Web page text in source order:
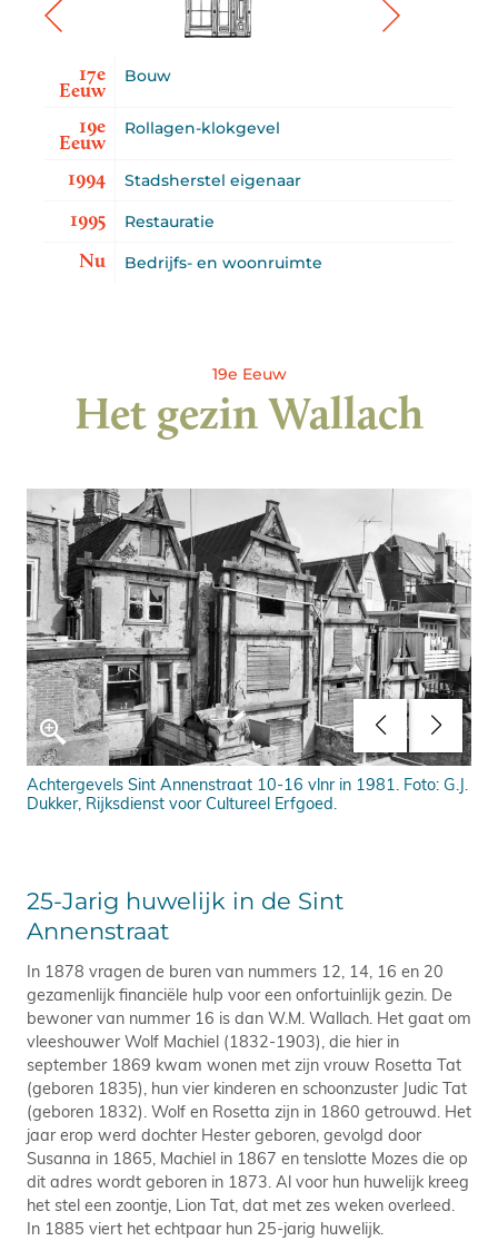
17e
Eeuw
Bouw
19e
Eeuw
Rollagen-klokgevel
1994 Stadsherstel eigenaar
1995 Restauratie
Nu Bedrijfs- en woonruimte
19e Eeuw
Het gezin Wallach
Achtergevels Sint Annenstraat 10-16 vlnr in 1981. Foto: G.J.
Dukker, Rijksdienst voor Cultureel Erfgoed.
25-Jarig huwelijk in de Sint
Annenstraat
In 1878 vragen de buren van nummers 12, 14, 16 en 20
gezamenlijk financiële hulp voor een onfortuinlijk gezin. De
bewoner van nummer 16 is dan W.M. Wallach. Het gaat om
vleeshouwer Wolf Machiel (1832-1903), die hier in
september 1869 kwam wonen met zijn vrouw Rosetta Tat
(geboren 1835), hun vier kinderen en schoonzuster Judic Tat
(geboren 1832). Wolf en Rosetta zijn in 1860 getrouwd. Het
jaar erop werd dochter Hester geboren, gevolgd door
Susanna in 1865, Machiel in 1867 en tenslotte Mozes die op
dit adres wordt geboren in 1873. Al voor hun huwelijk kreeg
het stel een zoontje, Lion Tat, dat met zes weken overleed.
In 1885 viert het echtpaar hun 25-jarig huwelijk.